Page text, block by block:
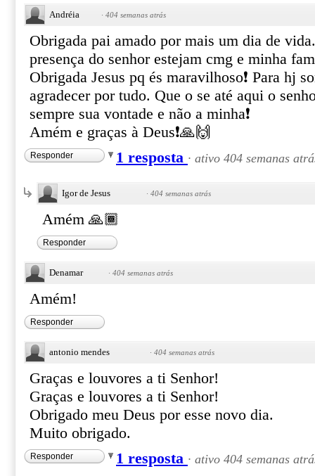
Andréia · 404 semanas atrás
Obrigada pai amado por mais um dia de
presença do senhor estejam cmg e minha
Obrigada Jesus pq és maravilhoso❗ Para hj
agradecer por tudo. Que o se até aqui o
sempre sua vontade e não a minha❗
Amém e graças à Deus❗🙏🙌
Responder 1 resposta · ativo 404 semanas
Igor de Jesus · 404 semanas atrás
Amém 🙏🏾
Responder
Denamar · 404 semanas atrás
Amém!
Responder
antonio mendes · 404 semanas atrás
Graças e louvores a ti Senhor!
Graças e louvores a ti Senhor!
Obrigado meu Deus por esse novo dia.
Muito obrigado.
Responder 1 resposta · ativo 404 semanas